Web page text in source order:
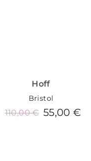
Hoff
Bristol
55,00 €
110,00 €